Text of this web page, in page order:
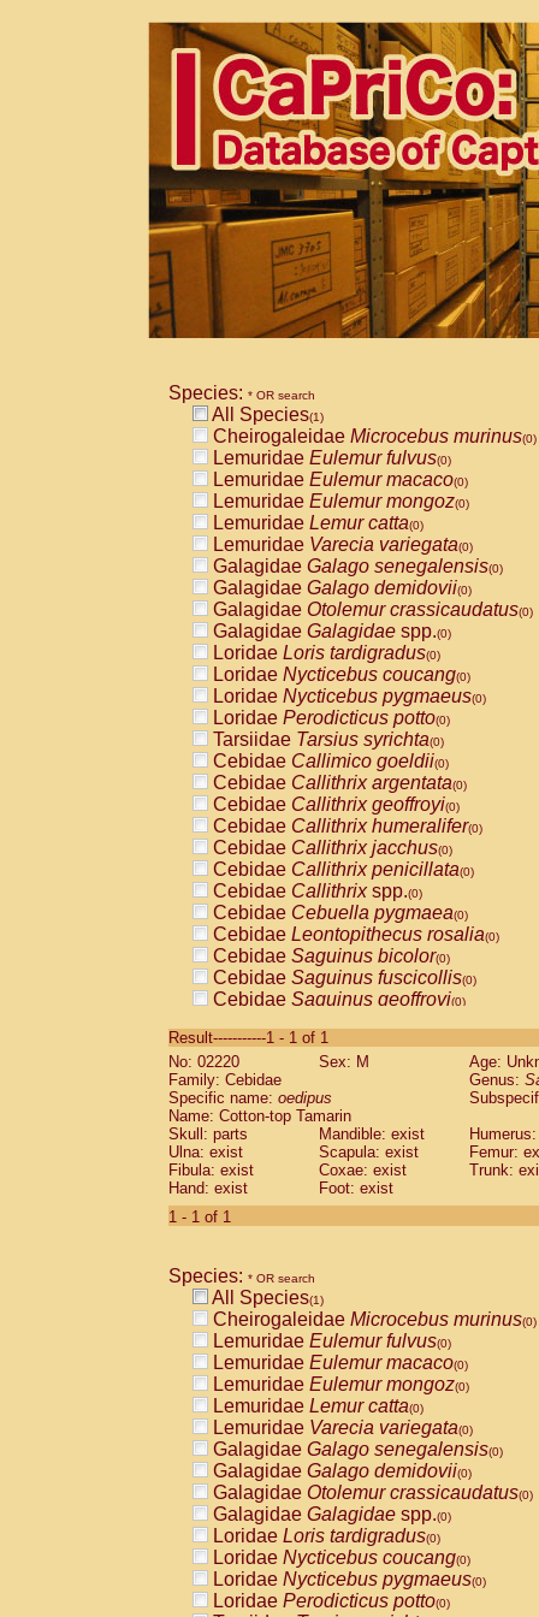
Species: * OR search
All Species(1)
Cheirogaleidae Microcebus murinus(0)
Lemuridae Eulemur fulvus(0)
Lemuridae Eulemur macaco(0)
Lemuridae Eulemur mongoz(0)
Lemuridae Lemur catta(0)
Lemuridae Varecia variegata(0)
Galagidae Galago senegalensis(0)
Galagidae Galago demidovii(0)
Galagidae Otolemur crassicaudatus(0)
Galagidae Galagidae spp.(0)
Loridae Loris tardigradus(0)
Loridae Nycticebus coucang(0)
Loridae Nycticebus pygmaeus(0)
Loridae Perodicticus potto(0)
Tarsiidae Tarsius syrichta(0)
Cebidae Callimico goeldii(0)
Cebidae Callithrix argentata(0)
Cebidae Callithrix geoffroyi(0)
Cebidae Callithrix humeralifer(0)
Cebidae Callithrix jacchus(0)
Cebidae Callithrix penicillata(0)
Cebidae Callithrixspp.(0)
Cebidae Cebuella pygmaea(0)
Cebidae Leontopithecus rosalia(0)
Cebidae Saguinus bicolor(0)
Cebidae Saguinus fuscicollis(0)
Cebidae Saguinus geoffroyi(0)
CebidaeSaguinus labiatus(0)
Cebidae Saguinus leucopus (0)
Cebidae
CebidaeSaguinus mystax
Cebidae Saguinus nigricollis (0)
Cebidae Saguinus oedipus
Cebidae Saguinus weddelli
Cebidae Saguinusspp.
Cebidae
CebidaeCebus capucinus
CebidaeCebus nigrivittatus
CebidaeCebus spp.(0)
CebidaeSaimiri boliviensis(0)
CebidaeSaimiri sciureus(0)
AtelidaeAlouatta caraya(0)
AtelidaeAlouatta fusca(0)
AtelidaeAlouatta seniculus(0)
AtelidaeAlouattaspp.(0)
AtelidaeAteles belzebuth(0)
AtelidaeAteles geoffroyi(0)
AtelidaeAteles paniscus(0)
AtelidaeAtelesspp.(0)
AtelidaeLagothrix lagothricha(0)
AtelidaeLagothrix lagothricha cana
PitheciidaeCacajao calvus
Result-----------1 - 1 of 1
No: 02220
Sex: M
Age:
Family: Cebidae
Genus:
Specific name: oedipus
Name: Cotton-top Tamarin
Skull: parts
Mandible: exist
Ulna: exist
Scapula: exist
Femur:
Fibula: exist
Coxae: exist
Trunk:
Hand: exist
Foot: exist
1 - 1 of 1
Species: * OR search
All Species(1)
Cheirogaleidae Microcebus murinus(0)
Lemuridae Eulemur fulvus(0)
Lemuridae Eulemur macaco(0)
Lemuridae Eulemur mongoz(0)
Lemuridae Lemur catta(0)
Lemuridae Varecia variegata(0)
Galagidae Galago senegalensis(0)
Galagidae Galago demidovii(0)
Galagidae Otolemur crassicaudatus(0)
Galagidae Galagidae spp.(0)
Loridae Loris tardigradus(0)
Loridae Nycticebus coucang(0)
Loridae Nycticebus pygmaeus(0)
Loridae Perodicticus potto(0)